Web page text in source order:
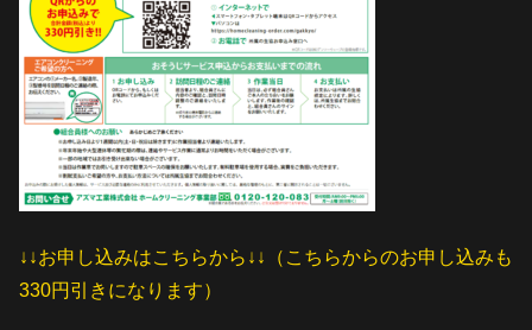
↓↓お申し込みはこちらから↓↓（こちらからのお申し込みも
330円引きになります）